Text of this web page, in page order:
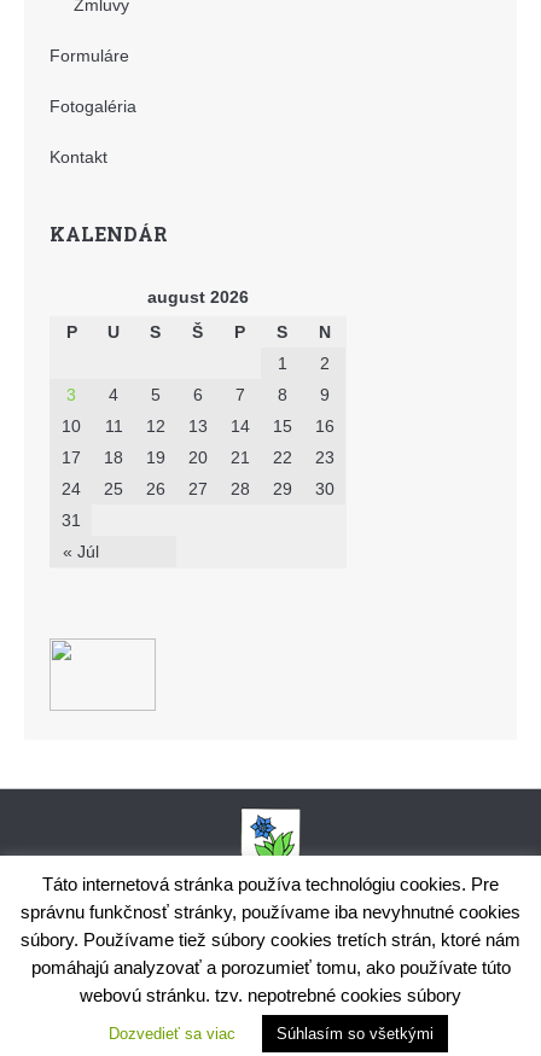
Zmluvy
Formuláre
Fotogaléria
Kontakt
KALENDÁR
august 2026
P
U S Š P S N
« Júl
1
2
3
4 5 6 7 8
9
10
11 12 13 14 15
16
17
18 19 20 21 22
23
24
25 26 27 28 29
30
31
Obecný úrad Bodiná, č. 102, 018 15 Prečín,
+421424398035,www.bodina.eu
IČO: 00 692 522, Prima banka Slovensko, a.s., IBAN: SK25 5600 0000
0029 9178 8001
Ochrana osobných údajov
Využite možnosť získavania aktuálnych informácií s využitím
Táto internetová stránka používa technológiu cookies. Pre
správnu funkčnosť stránky, používame iba nevyhnutné cookies
súbory. Používame tiež súbory cookies tretích strán, ktoré nám
pomáhajú analyzovať a porozumieť tomu, ako používate túto
webovú stránku. tzv. nepotrebné cookies súbory
Dozvedieť sa viac Súhlasím so všetkými